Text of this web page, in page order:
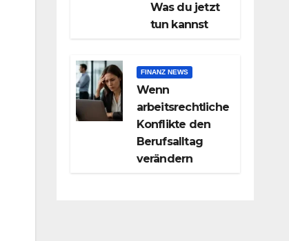
Was du jetzt
tun kannst
FINANZ NEWS
Wenn
arbeitsrechtliche
Konflikte den
Berufsalltag
verändern